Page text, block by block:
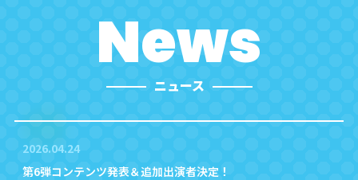
News
ニュース
2026.04.24
第6弾コンテンツ発表＆追加出演者決定！